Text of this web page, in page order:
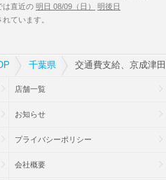
は直近の 明日 08/09（日）
明後日
ています。
千葉県 交通費支給、京成津
店舗一覧
お知らせ
プライバシーポリシー
会社概要